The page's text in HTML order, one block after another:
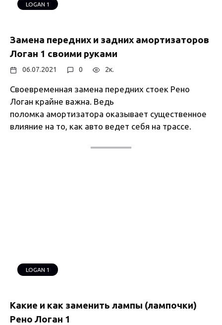
LOGAN 1
Замена передних и задних амортизаторов
Логан 1 своими руками
06.07.2021 0 2к.
Своевременная замена передних стоек Рено
Логан крайне важна. Ведь
поломка амортизатора оказывает существенное
влияние на то, как авто ведет себя на трассе.
LOGAN 1
Какие и как заменить лампы (лампочки)
Рено Логан 1